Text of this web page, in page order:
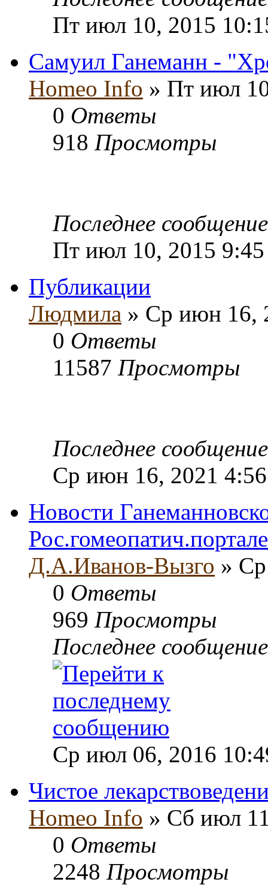
Пт июл 10, 2015
Самуил Ганеманн -
Homeo Info » Пт июл
0 Ответы
918 Просмотры
Последнее
Пт июл 10, 2015
Публикации
Людмила » Ср июн 16,
0 Ответы
11587 Просмотры
Последнее
Ср июн 16, 2021
Новости
Рос.гомеопатич.портале
Д.А.Иванов-Вызго »
0 Ответы
969 Просмотры
Последнее
Ср июл 06, 2016
Чистое
Homeo Info » Сб июл
0 Ответы
2248 Просмотры